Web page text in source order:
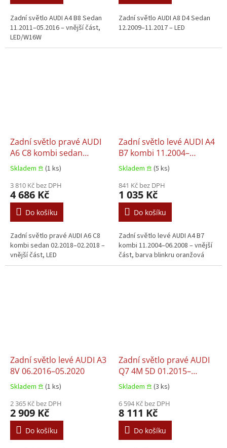
Zadní světlo AUDI A4 B8 Sedan
11.2011–05.2016 – vnější část,
LED/W16W
Zadní světlo AUDI A8 D4 Sedan
12.2009–11.2017 – LED
Zadní světlo pravé AUDI
A6 C8 kombi sedan
02.2018–02.2018
Skladem 𖠿 (1 ks)
3 810 Kč bez DPH
4 686 Kč
Do košíku
Zadní světlo pravé AUDI A6 C8
kombi sedan 02.2018–02.2018 –
vnější část, LED
Zadní světlo levé AUDI A4
B7 kombi 11.2004–
06.2008
Skladem 𖠿 (5 ks)
841 Kč bez DPH
1 035 Kč
Do košíku
Zadní světlo levé AUDI A4 B7
kombi 11.2004–06.2008 – vnější
část, barva blinkru oranžová
Zadní světlo levé AUDI A3
8V 06.2016–05.2020
Skladem 𖠿 (1 ks)
2 365 Kč bez DPH
2 909 Kč
Do košíku
Zadní světlo pravé AUDI
Q7 4M 5D 01.2015–
12.2019
Skladem 𖠿 (3 ks)
6 594 Kč bez DPH
8 111 Kč
Do košíku